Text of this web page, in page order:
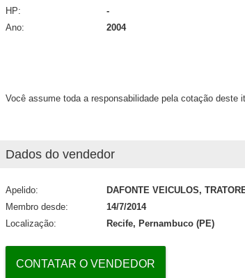
HP:
-
Ano:
2004
Você assume toda a responsabilidade pela cotação
Dados do vendedor
Apelido:
DAFONTE VEICULOS,
Membro desde:
14/7/2014
Localização:
Recife, Pernambuco (PE)
CONTATAR O VENDEDOR